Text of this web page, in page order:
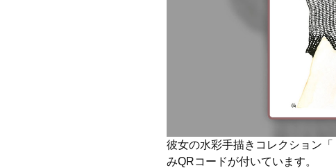
彼女の水彩手描きコレクション「
みQRコードが付いています。